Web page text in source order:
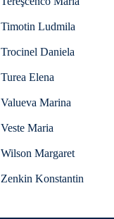
Timotin Ludmila
Trocinel Daniela
Turea Elena
Valueva Marina
Veste Maria
Wilson Margaret
Zenkin Konstantin